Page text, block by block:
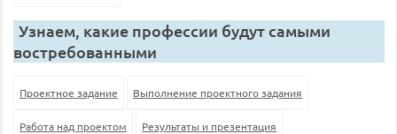
Узнаем, какие профессии будут самыми
востребованными
Проектное задание Выполнение проектного задания
Работа над проектом Результаты и презентация